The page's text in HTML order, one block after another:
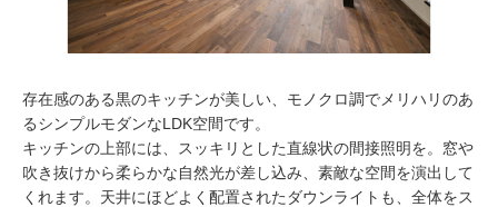
存在感のある黒のキッチンが美しい、モノクロ調でメリハリのあ
るシンプルモダンなLDK空間です。
キッチンの上部には、スッキリとした直線状の間接照明を。窓や
吹き抜けから柔らかな自然光が差し込み、素敵な空間を演出して
くれます。天井にほどよく配置されたダウンライトも、全体をス